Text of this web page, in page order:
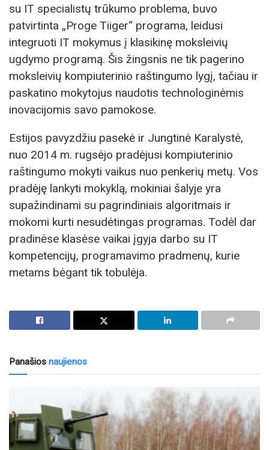
su IT specialistų trūkumo problema, buvo
patvirtinta „Proge Tiiger“ programa, leidusi
integruoti IT mokymus į klasikinę moksleivių
ugdymo programą. Šis žingsnis ne tik pagerino
moksleivių kompiuterinio raštingumo lygį, tačiau ir
paskatino mokytojus naudotis technologinėmis
inovacijomis savo pamokose.
Estijos pavyzdžiu pasekė ir Jungtinė Karalystė,
nuo 2014 m. rugsėjo pradėjusi kompiuterinio
raštingumo mokyti vaikus nuo penkerių metų. Vos
pradėję lankyti mokyklą, mokiniai šalyje yra
supažindinami su pagrindiniais algoritmais ir
mokomi kurti nesudėtingas programas. Todėl dar
pradinėse klasėse vaikai įgyja darbo su IT
kompetencijų, programavimo pradmenų, kurie
metams bėgant tik tobulėja.
Panašios naujienos